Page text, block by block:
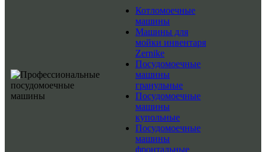
Котломоечные
машины
Машины для
мойки инвентаря
Zernike
Посудомоечные
машины
гранульные
Посудомоечные
машины
купольные
Посудомоечные
машины
фронтальные